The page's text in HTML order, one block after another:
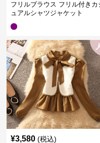
フリルブラウス フリル付きカ
ュアルシャツジャケット
¥3,580 (税込)